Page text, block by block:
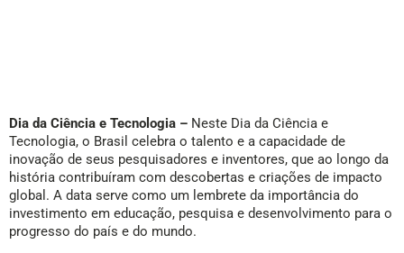
Dia da Ciência e Tecnologia – Neste Dia da Ciência e
Tecnologia, o Brasil celebra o talento e a capacidade de
inovação de seus pesquisadores e inventores, que ao longo da
história contribuíram com descobertas e criações de impacto
global. A data serve como um lembrete da importância do
investimento em educação, pesquisa e desenvolvimento para o
progresso do país e do mundo.